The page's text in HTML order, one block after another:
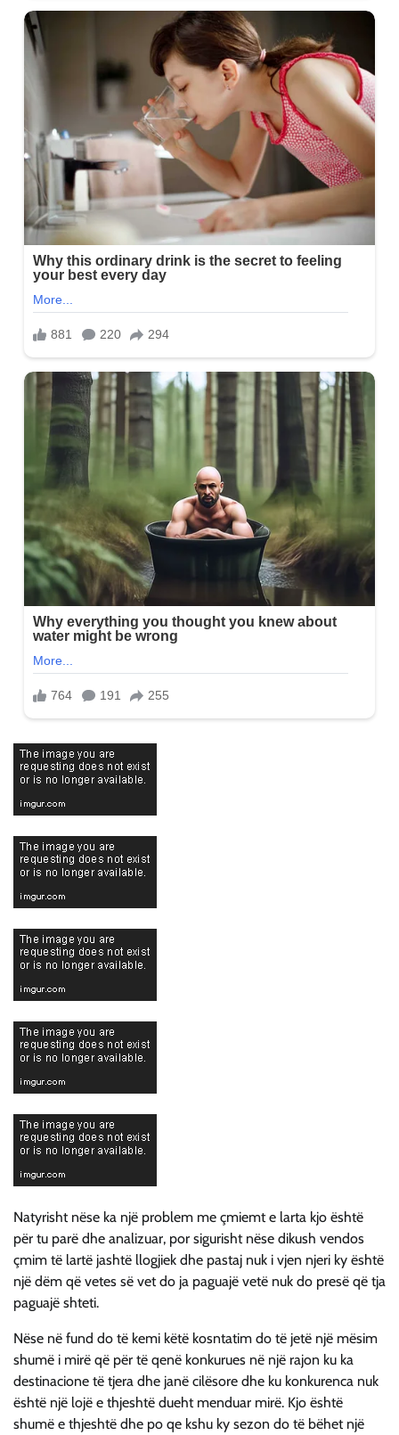
Natyrisht nëse ka një problem me çmiemt e larta kjo është
për tu parë dhe analizuar, por sigurisht nëse dikush vendos
çmim të lartë jashtë llogjiek dhe pastaj nuk i vjen njeri ky është
një dëm që vetes së vet do ja paguajë vetë nuk do presë që tja
paguajë shteti.
Nëse në fund do të kemi këtë kosntatim do të jetë një mësim
shumë i mirë që për të qenë konkurues në një rajon ku ka
destinacione të tjera dhe janë cilësore dhe ku konkurenca nuk
është një lojë e thjeshtë dueht menduar mirë. Kjo është
shumë e thjeshtë dhe po qe kshu ky sezon do të bëhet një